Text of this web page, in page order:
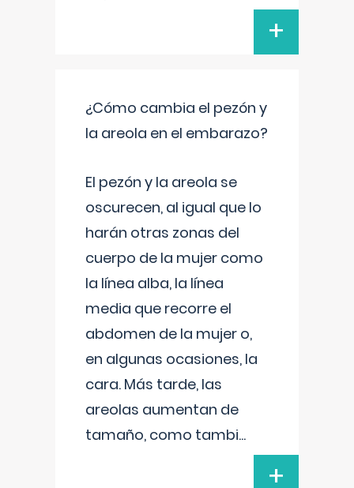
+
¿Cómo cambia el pezón y
la areola en el embarazo?
El pezón y la areola se
oscurecen, al igual que lo
harán otras zonas del
cuerpo de la mujer como
la línea alba, la línea
media que recorre el
abdomen de la mujer o,
en algunas ocasiones, la
cara. Más tarde, las
areolas aumentan de
tamaño, como tambi...
+